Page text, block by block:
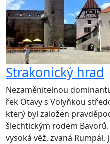
Strakonický hrad
Nezaměnitelnou
řek Otavy s Volyňkou
který byl založen
šlechtickým rodem
vysoká věž, zvaná Rumpál,